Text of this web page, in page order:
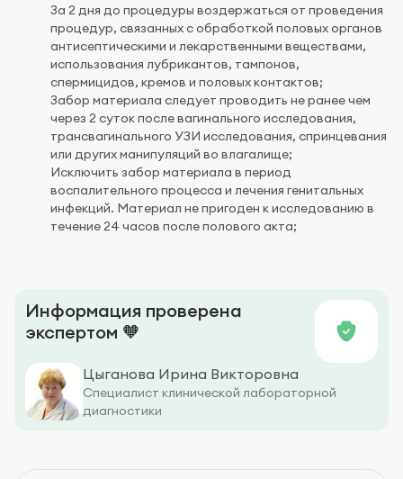
За 2 дня до процедуры воздержаться от проведения
процедур, связанных с обработкой половых органов
антисептическими и лекарственными веществами,
использования лубрикантов, тампонов,
спермицидов, кремов и половых контактов;
Забор материала следует проводить не ранее чем
через 2 суток после вагинального исследования,
трансвагинального УЗИ исследования, спринцевания
или других манипуляций во влагалище;
Исключить забор материала в период
воспалительного процесса и лечения генитальных
инфекций. Материал не пригоден к исследованию в
течение 24 часов после полового акта;
Информация проверена
экспертом 🧡
Цыганова Ирина Викторовна
Специалист клинической лабораторной
диагностики